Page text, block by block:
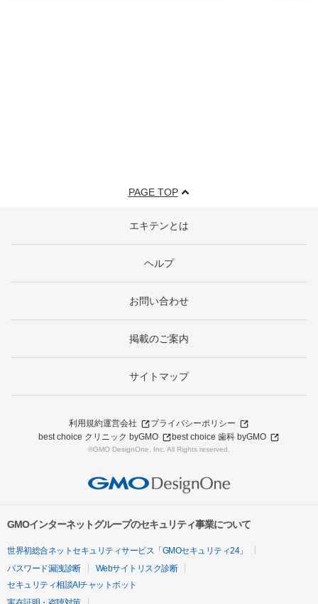
PAGE TOP
エキテンとは
ヘルプ
お問い合わせ
掲載のご案内
サイトマップ
利用規約運営会社
プライバシーポリシー
best choice クリニック byGMO
best choice 歯科 byGMO
©GMO DesignOne, Inc. All Rights reserved.
GMOインターネットグループのセキュリティ事業について
世界初総合ネットセキュリティサービス「GMOセキュリティ24」
パスワード漏洩診断
Webサイトリスク診断
セキュリティ相談AIチャットボット